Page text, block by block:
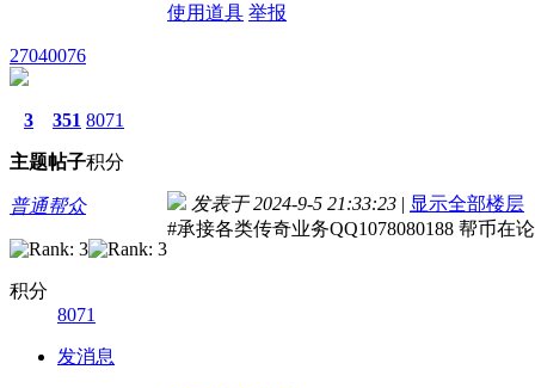
使用道具 举报
27040076
3
主题
351
帖子
8071
积分
普通帮众
积分
8071
发消息
发表于 2024-9-5 21:33:23 | 显示全部楼层
#承接各类传奇业务QQ1078080188 帮币在